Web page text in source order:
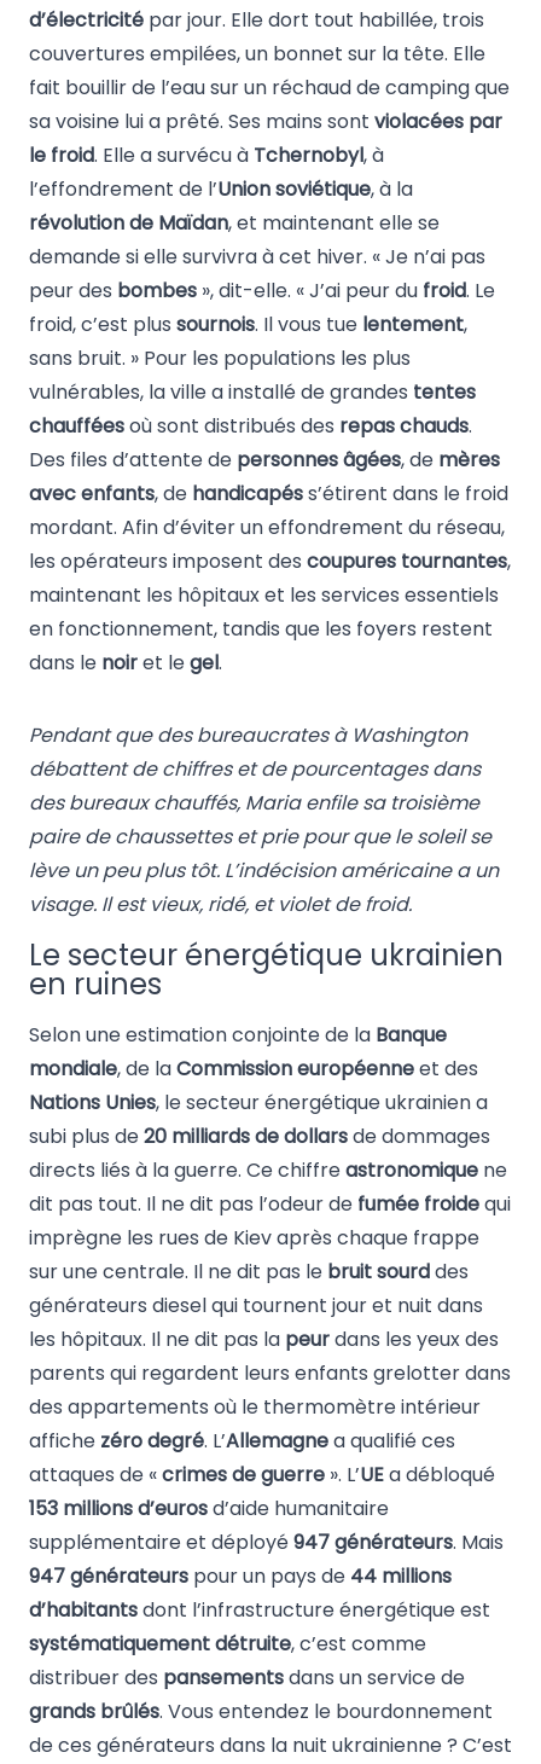
d’électricité par jour. Elle dort tout habillée, trois
couvertures empilées, un bonnet sur la tête. Elle
fait bouillir de l’eau sur un réchaud de camping que
sa voisine lui a prêté. Ses mains sont violacées par
le froid. Elle a survécu à Tchernobyl, à
l’effondrement de l’Union soviétique, à la
révolution de Maïdan, et maintenant elle se
demande si elle survivra à cet hiver. « Je n’ai pas
peur des bombes », dit-elle. « J’ai peur du froid. Le
froid, c’est plus sournois. Il vous tue lentement,
sans bruit. » Pour les populations les plus
vulnérables, la ville a installé de grandes tentes
chaufféesoù sont distribués des repas chauds.
Des files d’attente de personnes âgées, de mères
avec enfants, de handicapéss’étirent dans le froid
mordant. Afin d’éviter un effondrement du réseau,
les opérateurs imposent des coupures tournantes,
maintenant les hôpitaux et les services essentiels
en fonctionnement, tandis que les foyers restent
dans le noiret legel.
Pendant que des bureaucrates à Washington
débattent de chiffres et de pourcentages dans
des bureaux chauffés, Maria enfile sa troisième
paire de chaussettes et prie pour que le soleil se
lève un peu plus tôt. L’indécision américaine a un
visage. Il est vieux, ridé, et violet de froid.
Le secteur énergétique ukrainien
en ruines
Selon une estimation conjointe de la Banque
mondiale, de laCommission européenneet des
Nations Unies, le secteur énergétique ukrainien a
subi plus de20 milliards de dollarsde dommages
directs liés à la guerre. Ce chiffreastronomique ne
dit pas tout. Il ne dit pas l’odeur de fumée froidequi
imprègne les rues de Kiev après chaque frappe
sur une centrale. Il ne dit pas le bruit sourddes
générateurs diesel qui tournent jour et nuit dans
les hôpitaux. Il ne dit pas la peurdans les yeux des
parents qui regardent leurs enfants grelotter dans
des appartements où le thermomètre intérieur
affiche zéro degré. L’Allemagnea qualifié ces
attaques de «crimes de guerre ». L’UEa débloqué
153 millions d’eurosd’aide humanitaire
supplémentaire et déployé947 générateurs. Mais
947 générateurs pour un pays de 44 millions
d’habitantsdont l’infrastructure énergétique est
systématiquement détruite, c’est comme
distribuer des pansementsdans un service de
grands brûlés. Vous entendez le bourdonnement
de ces générateurs dans la nuit ukrainienne ? C’est